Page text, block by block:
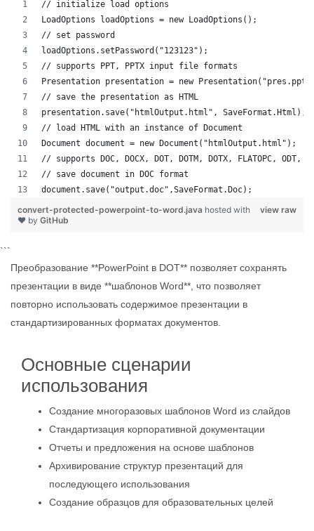
// initialize load options
LoadOptions loadOptions = new LoadOptions();
// set password
loadOptions.setPassword("123123");
// supports PPT, PPTX input file formats
Presentation presentation = new
// save the presentation as HTML
presentation.save("htmlOutput.html", SaveFormat.Html);
// load HTML with an instance of Document
Document document = new Document("htmlOutput.html");
// supports DOC, DOCX, DOT, DOTM, DOTX, FLATOPC,
// save document in DOC format
document.save("output.doc",SaveFormat.Doc);
view raw
convert-protected-powerpoint-to-word.java hosted with
❤ by GitHub
```
Преобразование **PowerPoint в DOT** позволяет сохранять
презентации в виде **шаблонов Word**, что позволяет
повторно использовать содержимое презентации в
стандартизированных форматах документов.
Основные сценарии
использования
Создание многоразовых шаблонов Word из слайдов
Стандартизация корпоративной документации
Отчеты и предложения на основе шаблонов
Архивирование структур презентаций для
последующего использования
Создание образцов для образовательных целей